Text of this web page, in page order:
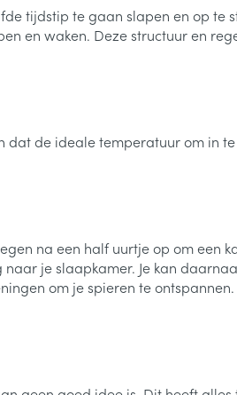
tijdstip te gaan slapen en op te
en waken. Deze structuur en
de ideale temperatuur om in te
na een half uurtje op om een
je slaapkamer. Je kan
om je spieren te